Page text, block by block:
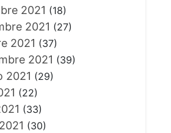
2021 (18)
2021 (27)
2021 (37)
2021 (39)
2021 (29)
(22)
(33)
(30)